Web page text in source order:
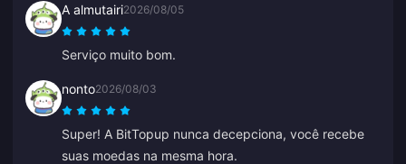
A almutairi2026/08/05
Serviço muito bom.
nonto2026/08/03
Super! A BitTopup nunca decepciona, você recebe
suas moedas na mesma hora.